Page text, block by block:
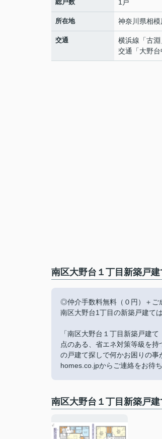
総戸数 1戸
所在地 神奈川県相模
交通 横浜線 「古淵
交通「大野
南区大野台１丁目新築戸
◎仲介手数料無料（０円）＋ご
南区大野台1丁目の新築戸建て
「南区大野台１丁目新築戸建
点のある、省エネ対策等級を
の戸建て探しで何かお困りの
homes.co.jpからご連絡をお待
南区大野台１丁目新築戸